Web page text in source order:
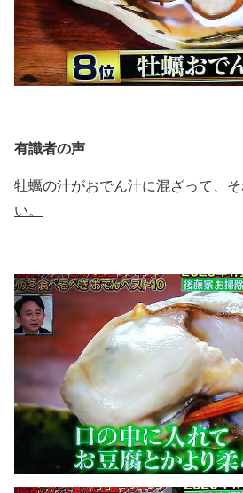
有識者の声
牡蠣の汁がおでん汁に混ざって、
い。